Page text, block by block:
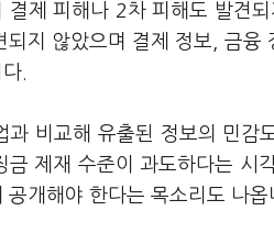
결제 피해나 2차 피해도 발견
되지 않았으며 결제 정보, 금융
.
과 비교해 유출된 정보의 민감
금 제재 수준이 과도하다는 시
공개해야 한다는 목소리도 나옵